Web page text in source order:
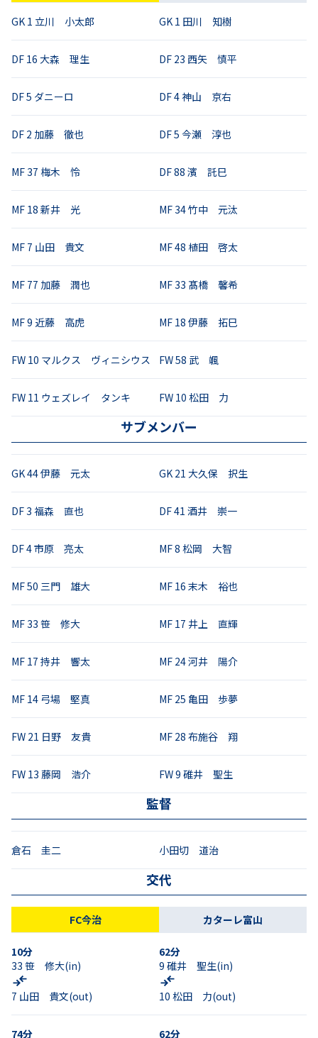
GK 1 立川 小太郎
DF 16 大森 理生
DF5 ダニーロ
DF 2 加藤 徹也
MF37 梅木 怜
MF 18 新井 光
MF 7 山田 貴文
MF 77 加藤 潤也
MF9 近藤 高虎
FW 10 マルクス ヴィニシウス
FW 11 ウェズレイ タンキ
GK 1 田川 知樹
DF 23 西矢 慎平
DF4神山 京右
DF5 今瀬 淳也
DF88 濱 託巳
MF34竹中 元汰
MF48 植田 啓太
MF33 髙橋 馨希
MF 18 伊藤 拓巳
FW58 武 颯
FW 10 松田 力
サブメンバー
GK44伊藤 元太
DF3 福森 直也
DF4市原 亮太
MF50 三門 雄大
MF33 笹 修大
MF 17 持井 響太
MF 14 弓場 堅真
FW 21 日野 友貴
FW 13 藤岡 浩介
GK 21 大久保 択生
DF41 酒井 崇一
MF8 松岡 大智
MF 16 末木 裕也
MF 17 井上 直輝
MF 24河井 陽介
MF 25 亀田 歩夢
MF 28 布施谷 翔
FW9 碓井 聖生
監督
倉石 圭二 小田切 道治
交代
FC今治
10分
33 笹 修大(in)
7 山田 貴文(out)
74分
カターレ富山
62分
9 碓井 聖生(in)
10 松田 力(out)
62分